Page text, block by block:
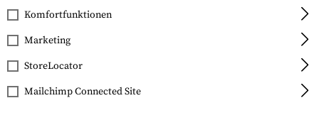
FILTER
Komfortfunktionen
Marketing
StoreLocator
Mailchimp Connected Site